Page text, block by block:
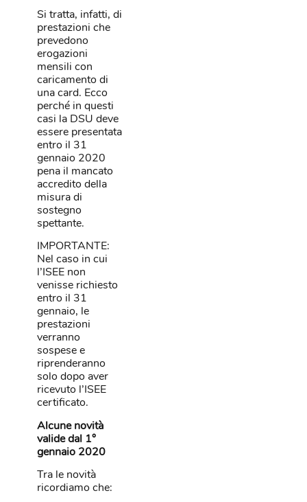
Si tratta, infatti, di
prestazioni che
prevedono
erogazioni
mensili con
caricamento di
una card. Ecco
perché in questi
casi la DSU deve
essere presentata
entro il 31
gennaio 2020
pena il mancato
accredito della
misura di
sostegno
spettante.
IMPORTANTE:
Nel caso in cui
l’ISEE non
venisse richiesto
entro il 31
gennaio, le
prestazioni
verranno
sospese e
riprenderanno
solo dopo aver
ricevuto l’ISEE
certificato.
Alcune novità
valide dal 1°
gennaio 2020
Tra le novità
ricordiamo che: